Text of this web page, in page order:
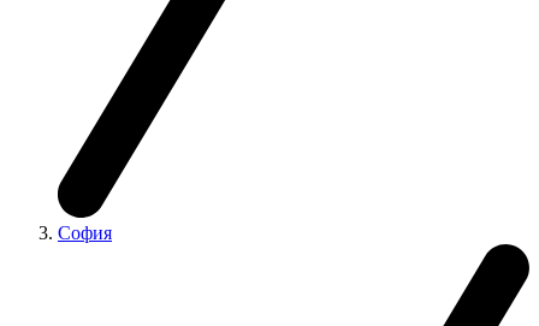
София